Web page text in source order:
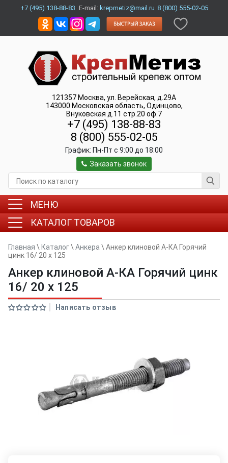
+7 (495) 138-88-83 E-mail: krepmetiz@mail.ru 8 (800) 555-02-05
121357 Москва, ул. Верейская, д.29А
143000 Московская область, Одинцово,
Внуковская д.11 стр.20 оф.7
+7 (495) 138-88-83
8 (800) 555-02-05
График: Пн-Пт c 9:00 до 18:00
Заказать звонок
МЕНЮ
КАТАЛОГ ТОВАРОВ
Главная \ Каталог\ Анкера \ Анкер клиновой А-КА Горячий
цинк 16/ 20 x 125
Анкер клиновой А-КА Горячий цинк
16/ 20 x 125
Написать отзыв